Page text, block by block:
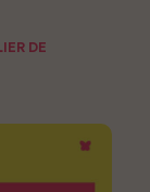
DE